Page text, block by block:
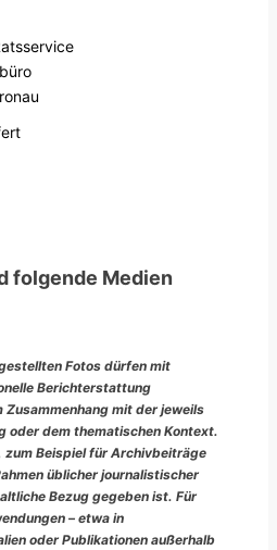
folgende Medien
Fotos dürfen mit
Berichterstattung
Zusammenhang mit der jeweils
oder dem thematischen Kontext.
zum Beispiel für Archivbeiträge
üblicher journalistischer
Bezug gegeben ist. Für
– etwa in
oder Publikationen außerhalb